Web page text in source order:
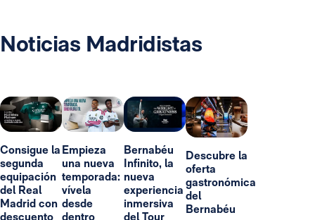
Noticias Madridistas
Consigue la
segunda
equipación
del Real
Madrid con
descuento
Empieza
una nueva
temporada:
vívela
desde
dentro
Bernabéu
Infinito, la
nueva
experiencia
inmersiva
del Tour
Descubre la
oferta
gastronómica
del
Bernabéu